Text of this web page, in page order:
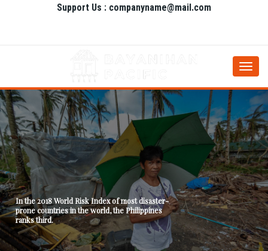
Support Us : companyname@mail.com
In the 2018 World Risk Index of most disaster-
prone countries in the world, the Philippines
ranks third.